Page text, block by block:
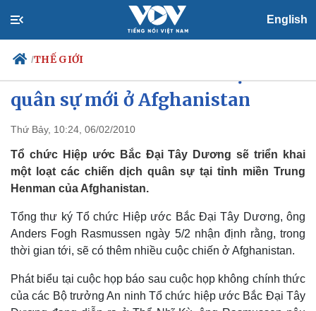
English
/THẾ GIỚI
Chính trị
Đảng
Tổ chức nhân sự
Quốc hội
Nhận diện sự thật
Tin 24h
Dự báo thời tiết
Việc làm
Biển đảo
quân sự mới ở Afghanistan
Thứ Bảy, 10:24, 06/02/2010
Tổ chức Hiệp ước Bắc Đại Tây Dương sẽ triển khai
một loạt các chiến dịch quân sự tại tỉnh miền Trung
Henman của Afghanistan.
Tổng thư ký Tổ chức Hiệp ước Bắc Đại Tây Dương, ông
Anders Fogh Rasmussen ngày 5/2 nhận định rằng, trong
thời gian tới, sẽ có thêm nhiều cuộc chiến ở Afghanistan.
Phát biểu tại cuộc họp báo sau cuộc họp không chính thức
của các Bộ trưởng An ninh Tổ chức hiệp ước Bắc Đại Tây